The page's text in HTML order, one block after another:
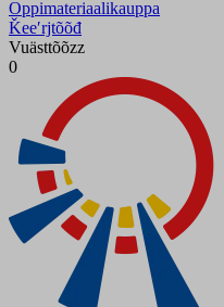
Oppimateriaalikauppa
Ǩeeʹrjtõõđ
Vuästtõõzz
0